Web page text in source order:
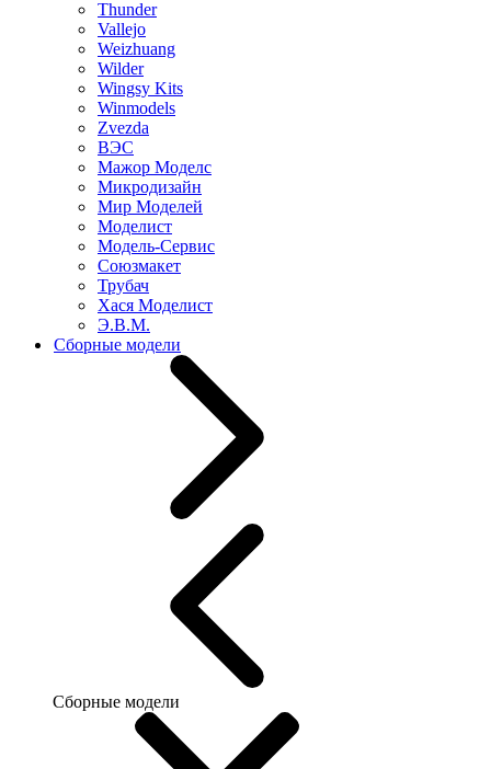
Thunder
Vallejo
Weizhuang
Wilder
Wingsy Kits
Winmodels
Zvezda
ВЭС
Мажор Моделс
Микродизайн
Мир Моделей
Моделист
Модель-Сервис
Союзмакет
Трубач
Хася Моделист
Э.В.М.
Сборные модели
Сборные модели